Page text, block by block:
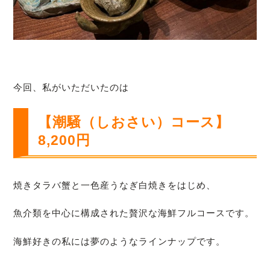
今回、私がいただいたのは
【潮騒（しおさい）コース】
8,200円
焼きタラバ蟹と一色産うなぎ白焼きをはじめ、
魚介類を中心に構成された贅沢な海鮮フルコースです。
海鮮好きの私には夢のようなラインナップです。